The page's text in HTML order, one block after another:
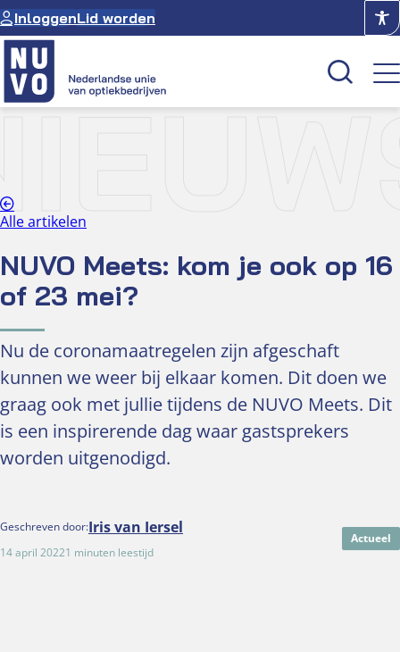
Ga
naar
de
inhoud
InloggenLid worden
Over NUVO
Optiekcentrum
Alle artikelen
NUVO Meets: kom je ook op 16
of 23 mei?
Nu de coronamaatregelen zijn afgeschaft
kunnen we weer bij elkaar komen. Dit doen we
graag ook met jullie tijdens de NUVO Meets. Dit
is een inspirerende dag waar gastsprekers
worden uitgenodigd.
Geschreven door:Iris van Iersel
14 april 20221 minuten leestijd
Actueel